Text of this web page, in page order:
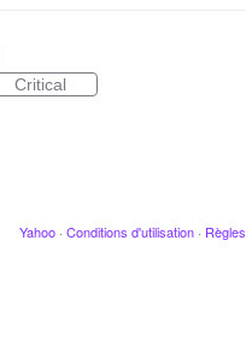
Critical
Yahoo · Conditions d'utilisation ·